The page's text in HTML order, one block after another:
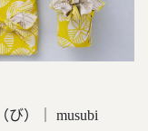
び）｜ musubi